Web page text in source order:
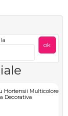
ok
Hortensii Multicolore
Decorativa